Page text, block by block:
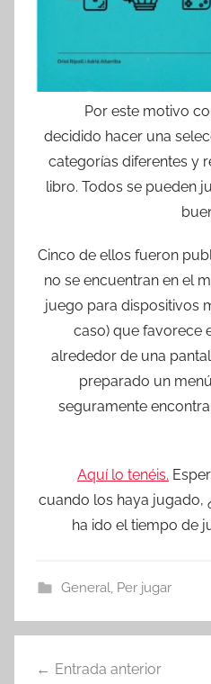
Por este motivo
decidido hacer una
categorías diferentes y
libro. Todos se pueden
Cinco de ellos fueron
no se encuentran en el
juego para dispositivos
caso) que favorece
alrededor de una
preparado un
seguramente
Aquí lo tenéis.
cuando los haya jugado,
ha ido el tiempo de
General, Per jugar
Entrada anterior